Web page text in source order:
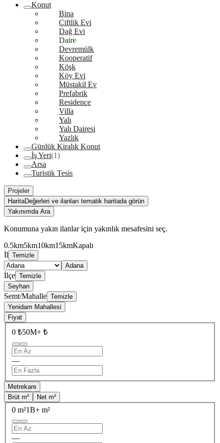
Konut
Bina
Çiftlik Evi
Dağ Evi
Daire
Devremülk
Kooperatif
Köşk
Köy Evi
Müstakil Ev
Prefabrik
Residence
Villa
Yalı
Yalı Dairesi
Yazlık
Günlük Kiralık Konut
İş Yeri(1)
Arsa
Turistik Tesis
Projeler
HaritaDeğerleri ve ilanları tematik haritada görün
Yakınımda Ara
Konumuna yakın ilanlar için yakınlık mesafesini seç.
0.5km5km10km15kmKapalı
İl Temizle
Adana
İlçe Temizle
Seyhan
Semt/Mahalle Temizle
Yenidam Mahallesi
Fiyat
0 ₺50M+ ₺
—
Metrekare
Brüt m²
Net m²
0 m²1B+ m²
—